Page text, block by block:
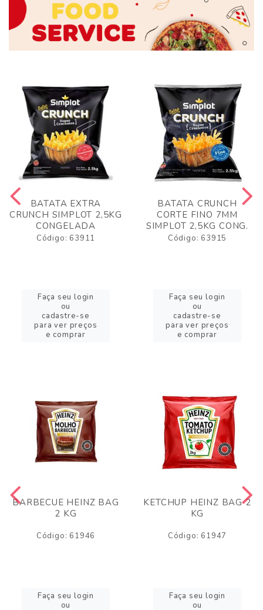
BATATA EXTRA
CRUNCH SIMPLOT 2,5KG
CONGELADA
Código: 63911
Faça seu login
ou
cadastre-se
para ver preços
e comprar
BATATA CRUNCH
CORTE FINO 7MM
SIMPLOT 2,5KG CONG.
Código: 63915
Faça seu login
ou
cadastre-se
para ver preços
e comprar
BARBECUE HEINZ BAG
2 KG
Código: 61946
Faça seu login
ou
KETCHUP HEINZ BAG 2
KG
Código: 61947
Faça seu login
ou